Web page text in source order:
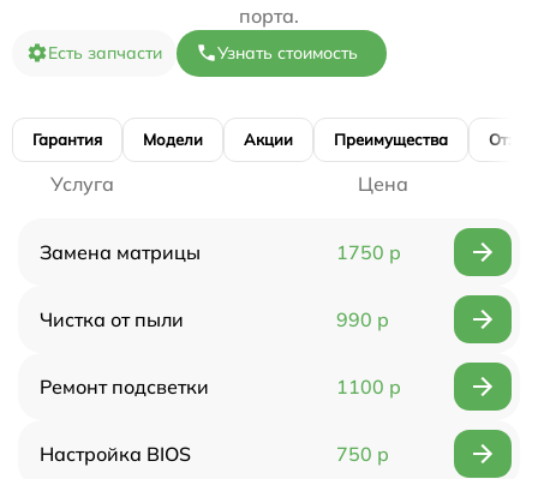
порта.
Есть запчасти Узнать стоимость
Гарантия Модели Акции Преимущества
Услуга Цена
Замена матрицы 1750 р
Чистка от пыли 990 р
Ремонт подсветки 1100 р
Настройка BIOS 750 р